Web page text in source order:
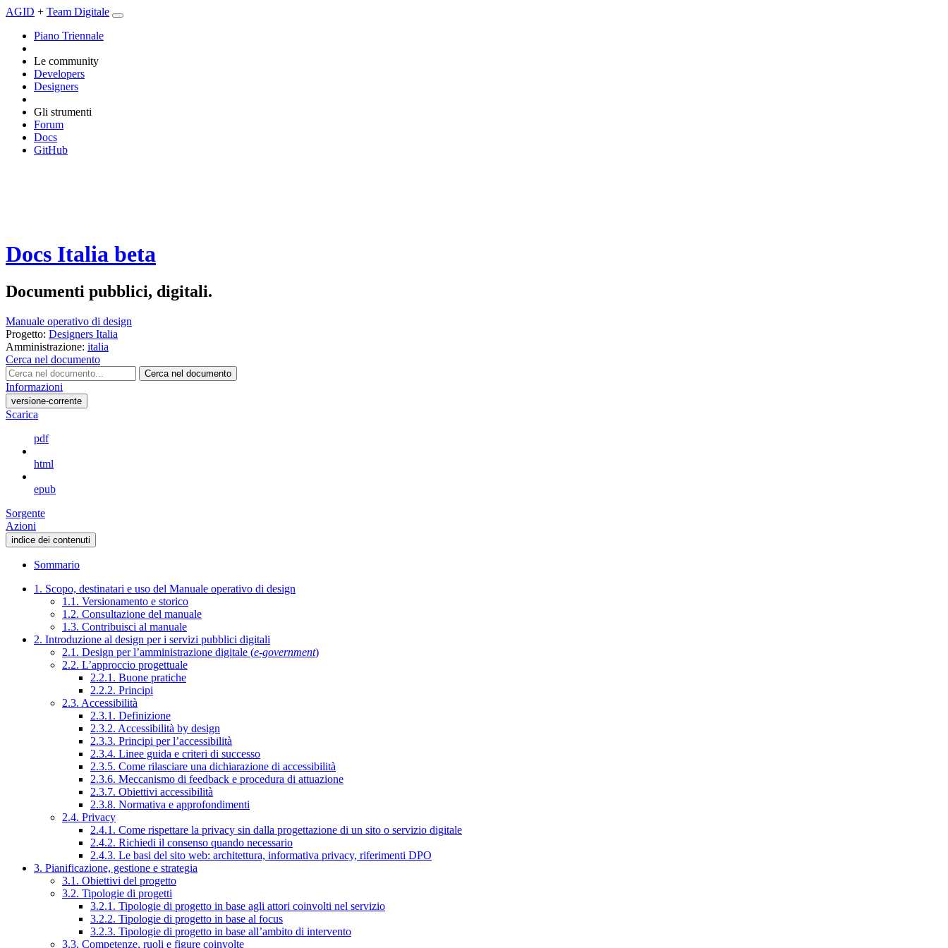
AGID + Team Digitale
Piano Triennale
Le community
Developers
Designers
Gli strumenti
Forum
Docs
GitHub
Docs Italia beta
Documenti pubblici, digitali.
Manuale operativo di design
Progetto: Designers Italia
Amministrazione: italia
Cerca nel documento
Cerca nel documento
Informazioni
versione-corrente
Scarica
pdf
html
epub
Sorgente
Azioni
indice dei contenuti
Sommario
1. Scopo, destinatari e uso del Manuale operativo di design
1.1. Versionamento e storico
1.2. Consultazione del manuale
1.3. Contribuisci al manuale
2. Introduzione al design per i servizi pubblici digitali
2.1. Design per l’amministrazione digitale (e-government)
2.2. L’approccio progettuale
2.2.1. Buone pratiche
2.2.2. Principi
2.3. Accessibilità
2.3.1. Definizione
2.3.2. Accessibilità by design
2.3.3. Principi per l’accessibilità
2.3.4. Linee guida e criteri di successo
2.3.5. Come rilasciare una dichiarazione di accessibilità
2.3.6. Meccanismo di feedback e procedura di attuazione
2.3.7. Obiettivi accessibilità
2.3.8. Normativa e approfondimenti
2.4. Privacy
2.4.1. Come rispettare la privacy sin dalla progettazione di un sito o servizio digitale
2.4.2. Richiedi il consenso quando necessario
2.4.3. Le basi del sito web: architettura, informativa privacy, riferimenti DPO
3. Pianificazione, gestione e strategia
3.1. Obiettivi del progetto
3.2. Tipologie di progetti
3.2.1. Tipologie di progetto in base agli attori coinvolti nel servizio
3.2.2. Tipologie di progetto in base al focus
3.2.3. Tipologie di progetto in base all’ambito di intervento
3.3. Competenze, ruoli e figure coinvolte